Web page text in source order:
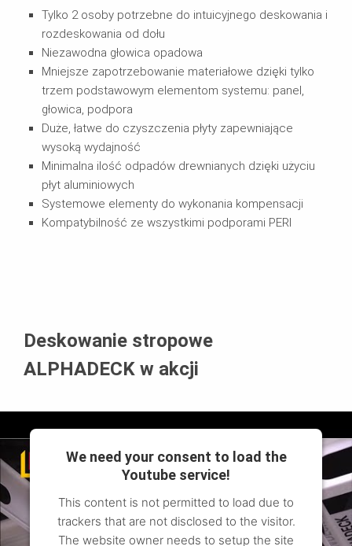
Tylko 2 osoby potrzebne do intuicyjnego deskowania i
rozdeskowania od dołu
Niezawodna głowica opadowa
Mniejsze zapotrzebowanie materiałowe dzięki tylko
trzem podstawowym elementom systemu: panel,
głowica, podpora
Duże, łatwe do czyszczenia płyty zapewniające
wysoką wydajność
Minimalna ilość odpadów drewnianych dzięki użyciu
płyt aluminiowych
Systemowe elementy do wykonania kompensacji
Kompatybilność ze wszystkimi podporami PERI
Deskowanie stropowe
ALPHADECK w akcji
We need your consent to load the
Youtube service!
This content is not permitted to load due to
trackers that are not disclosed to the visitor.
The website owner needs to setup the site